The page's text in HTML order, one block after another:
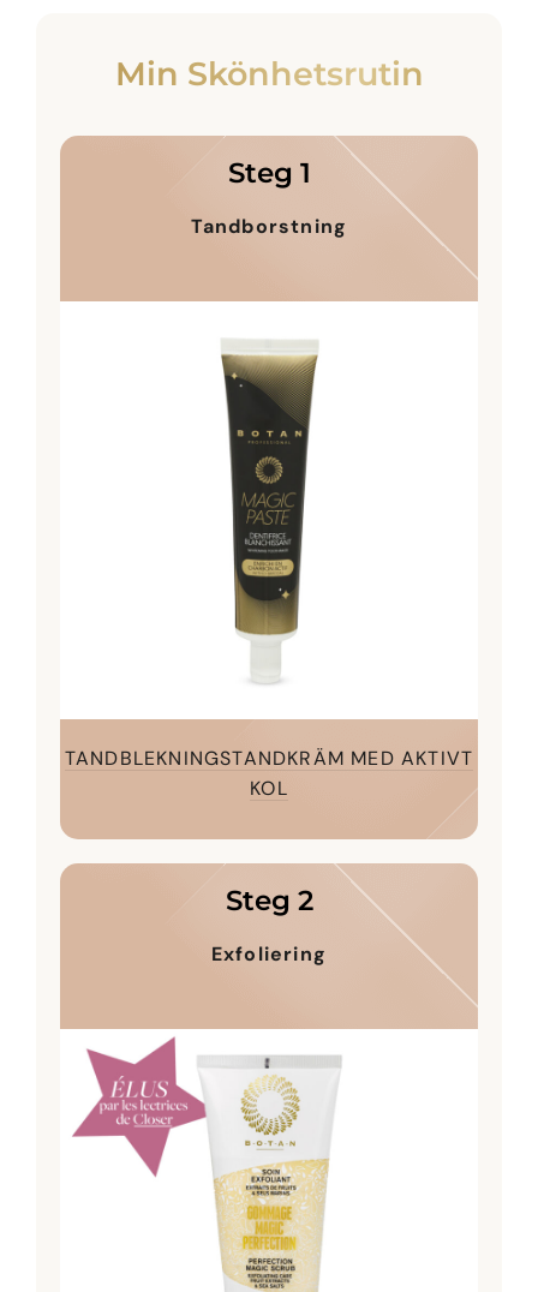
Min Skönhetsrutin
Steg 1
Tandborstning
TANDBLEKNINGSTANDKRÄM MED AKTIVT
KOL
Steg 2
Exfoliering